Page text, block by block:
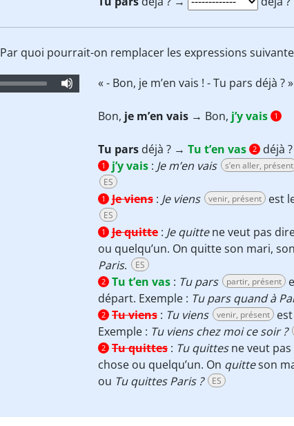
quoi pourrait-on remplacer les expressions
« - Bon, je m’en vais ! - Tu pars déjà ? »
Bon, je m’en vais → Bon, j’y vais 1
Tu pars déjà ? → Tu t’en vas 2 déjà ?
1 j’y vais : Je m’en vais s’en aller, présent
ES
1 Je viens : Je viens venir, présent est
ES
1 Je quitte : Je quittene veut pas
ou quelqu’un. On quitte son mari,
Paris. ES
2 Tu t’en vas : Tu pars partir, présent
départ. Exemple : Tu pars quand à
2 Tu viens : Tu viens venir, présent
Exemple : Tu viens chez moi ce soir ?
2 Tu quittes : Tu quittesne veut
chose ou quelqu’un. On quitteson
ou Tu quittes Paris ? ES